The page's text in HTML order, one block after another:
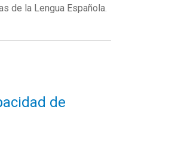
de la Lengua Española.
de